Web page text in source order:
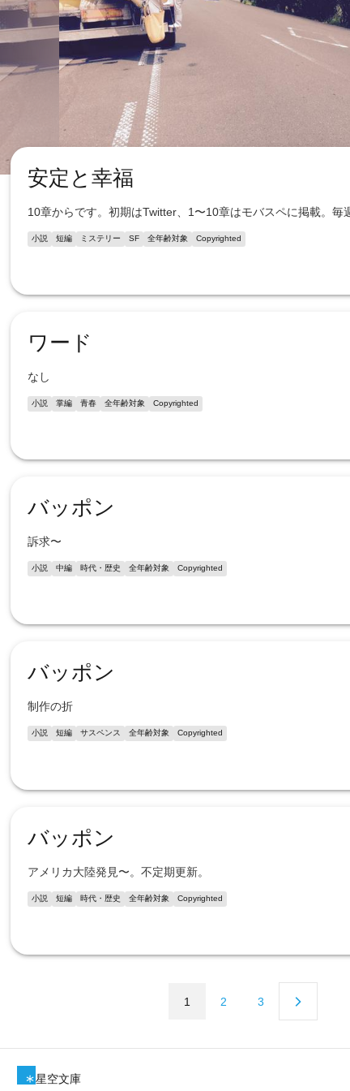
安定と幸福
10章からです。初期はTwitter、1〜10章はモバスペに掲載。毎
小説 短編 ミステリー SF 全年齢対象 Copyrighted
ワード
なし
小説 掌編 青春 全年齢対象 Copyrighted
バッポン
訴求〜
小説 中編 時代・歴史 全年齢対象 Copyrighted
バッポン
制作の折
小説 短編 サスペンス 全年齢対象 Copyrighted
バッポン
アメリカ大陸発見〜。不定期更新。
小説 短編 時代・歴史 全年齢対象 Copyrighted
1 2 3
星空文庫